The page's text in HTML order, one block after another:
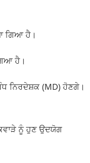
ਗਿਆ ਹੈ।
ਹੈ।
ਨਿਰਦੇਸ਼ਕ (MD) ਹੋਣਗੇ।
ਨੂੰ ਹੁਣ ਉਦਯੋਗ